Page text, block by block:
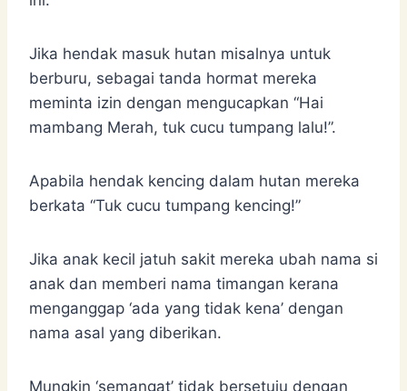
Jika hendak masuk hutan misalnya untuk
berburu, sebagai tanda hormat mereka
meminta izin dengan mengucapkan “Hai
mambang Merah, tuk cucu tumpang lalu!”.
Apabila hendak kencing dalam hutan mereka
berkata “Tuk cucu tumpang kencing!”
Jika anak kecil jatuh sakit mereka ubah nama si
anak dan memberi nama timangan kerana
menganggap ‘ada yang tidak kena’ dengan
nama asal yang diberikan.
Mungkin ‘semangat’ tidak bersetuju dengan